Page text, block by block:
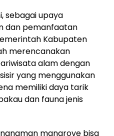
sebagai upaya
dan pemanfaatan
Kabupaten
merencanakan
alam dengan
yang menggunakan
memiliki daya tarik
dan fauna jenis
mangrove bisa